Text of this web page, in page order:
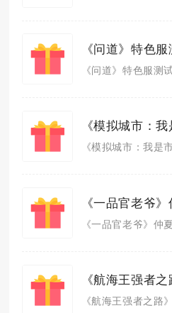
《问道》特色
《问道》特色服测
《模拟城市：我是
《一品官老爷
《一品官老爷》仲
《航海王强者
《航海王强者之路